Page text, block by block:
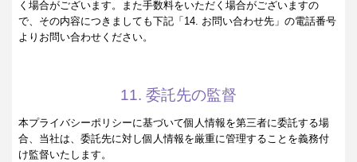
く場合がございます。また手数料をいただく場合がございますの
で、その内容につきましても下記「14. お問い合わせ先」の電話番号
よりお問い合わせください。
11. 委託先の監督
本プライバシーポリシーに基づいて個人情報を第三者に委託する場
合、当社は、委託先に対し個人情報を厳重に管理することを義務付
け監督いたします。